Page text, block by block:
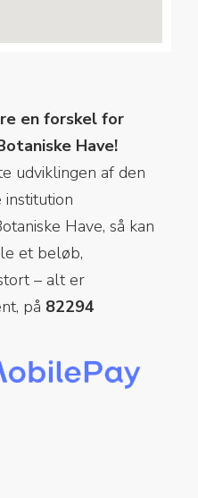
en forskel for
Have!
udviklingen af den
institution
Have, så kan
et beløb,
– alt er
på 82294